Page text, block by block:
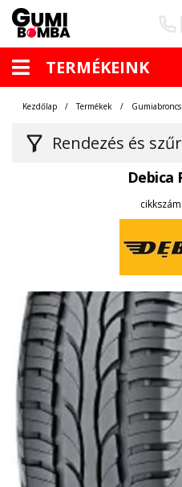
TERMÉKEINK
Rendezés és
Kezdőlap Termékek Gumiabroncs
Debica
cikkszám: